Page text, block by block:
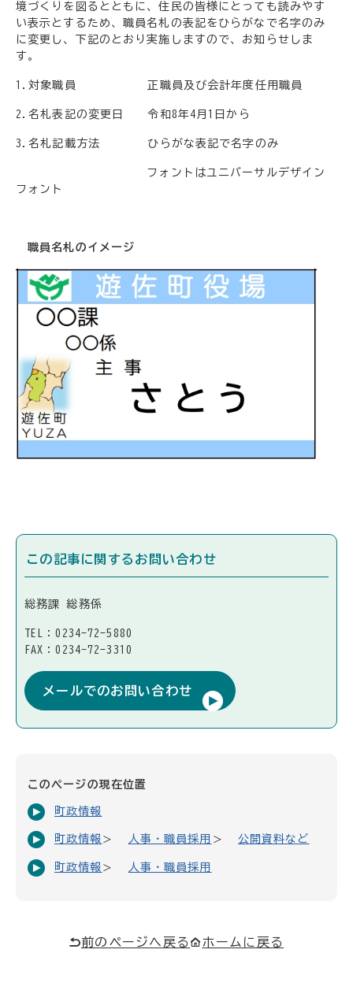
境づくりを図るとともに、住民の皆様にとっても読みやす
い表示とするため、職員名札の表記をひらがなで名字のみ
に変更し、下記のとおり実施しますので、お知らせしま
す。
1.対象職員 正職員及び会計年度任用職員
2.名札表記の変更日 令和8年4月1日から
3.名札記載方法 ひらがな表記で名字のみ
フォントはユニバーサルデザイン
フォント
職員名札のイメージ
この記事に関するお問い合わせ
総務課 総務係
TEL：0234-72-5880
FAX：0234-72-3310
メールでのお問い合わせ
このページの現在位置
町政情報
町政情報 人事・職員採用 公開資料など
町政情報 人事・職員採用
前のページへ戻る ホームに戻る